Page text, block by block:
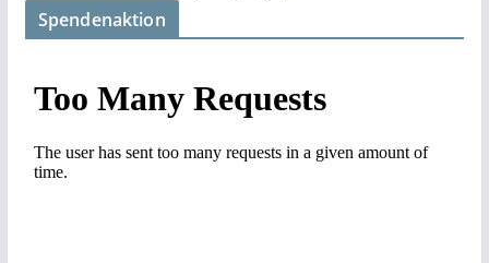
Spendenaktion